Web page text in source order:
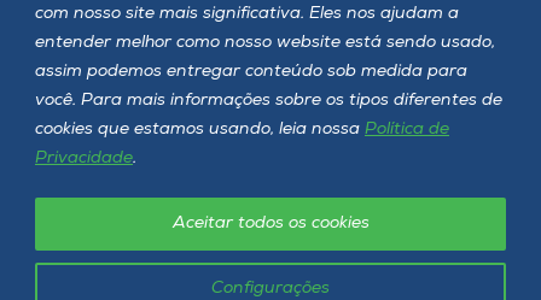
com nosso site mais significativa. Eles nos ajudam a
entender melhor como nosso website está sendo usado,
assim podemos entregar conteúdo sob medida para
você. Para mais informações sobre os tipos diferentes de
cookies que estamos usando, leia nossa Política de
Privacidade.
Configurações
Aceitar todos os cookies
Unoesc © 2026 - Todos os direitos reservados
Política de privacidade LGPD